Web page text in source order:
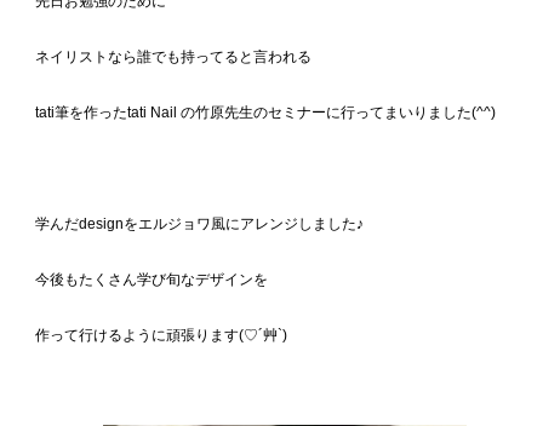
ネイリストなら誰でも持ってると言われる
tati筆を作ったtati Nail の竹原先生のセミナーに行ってまいりました(^^)
学んだdesignをエルジョワ風にアレンジしました♪
今後もたくさん学び旬なデザインを
作って行けるように頑張ります(♡´艸`)